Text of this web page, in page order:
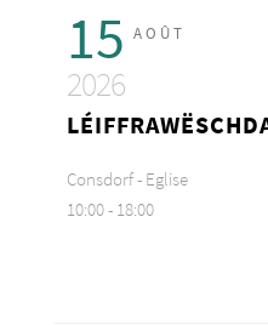
15 AOÛT
2026
Consdorf - Eglise
10:00- 18:00